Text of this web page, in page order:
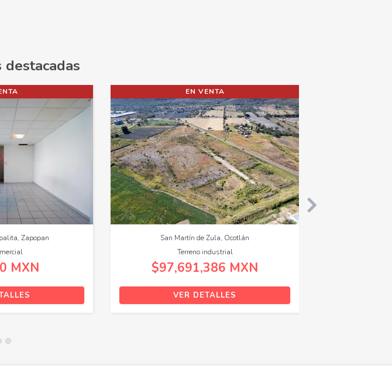
destacadas
Puerto Morelos, Puerto Morelos
$2,442,977 MXN
Lomas de Montechelo (El Pedregal), Zapopan
$4,518,000 MXN